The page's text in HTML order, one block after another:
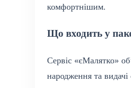
комфортнішим.
Що входить у
Сервіс «єМалятко»
народження та